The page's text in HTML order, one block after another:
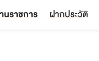
นราชการ ฝากประวัติ